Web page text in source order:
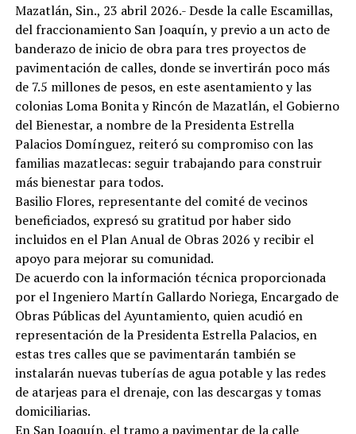
Mazatlán, Sin., 23 abril 2026.- Desde la calle Escamillas,
del fraccionamiento San Joaquín, y previo a un acto de
banderazo de inicio de obra para tres proyectos de
pavimentación de calles, donde se invertirán poco más
de 7.5 millones de pesos, en este asentamiento y las
colonias Loma Bonita y Rincón de Mazatlán, el Gobierno
del Bienestar, a nombre de la Presidenta Estrella
Palacios Domínguez, reiteró su compromiso con las
familias mazatlecas: seguir trabajando para construir
más bienestar para todos.
Basilio Flores, representante del comité de vecinos
beneficiados, expresó su gratitud por haber sido
incluidos en el Plan Anual de Obras 2026 y recibir el
apoyo para mejorar su comunidad.
De acuerdo con la información técnica proporcionada
por el Ingeniero Martín Gallardo Noriega, Encargado de
Obras Públicas del Ayuntamiento, quien acudió en
representación de la Presidenta Estrella Palacios, en
estas tres calles que se pavimentarán también se
instalarán nuevas tuberías de agua potable y las redes
de atarjeas para el drenaje, con las descargas y tomas
domiciliarias.
En San Joaquín, el tramo a pavimentar de la calle